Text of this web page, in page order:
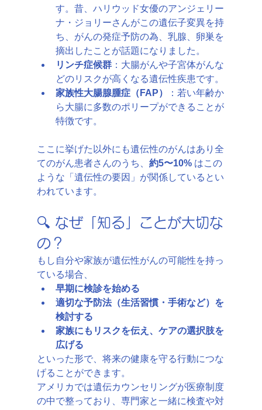
す。昔、ハリウッド女優のアンジェリー
ナ・ジョリーさんがこの遺伝子変異を持
ち、がんの発症予防の為、乳腺、卵巣を
摘出したことが話題になりました。
リンチ症候群：大腸がんや子宮体がんな
どのリスクが高くなる遺伝性疾患です。
家族性大腸腺腫症（FAP）
：若い年齢か
ら大腸に多数のポリープができることが
特徴です。
ここに挙げた以外にも遺伝性のがんはあり全
てのがん患者さんのうち、 約5〜10% はこの
ような「遺伝性の要因」が関係しているとい
われています。
🔍 なぜ「知る」ことが大切な
の？
もし自分や家族が遺伝性がんの可能性を持っ
ている場合、
早期に検診を始める
適切な予防法（生活習慣・手術など）を
検討する
家族にもリスクを伝え、ケアの選択肢を
広げる
といった形で、将来の健康を守る行動につな
げることができます。
アメリカでは遺伝カウンセリングが医療制度
の中で整っており、専門家と一緒に検査や対